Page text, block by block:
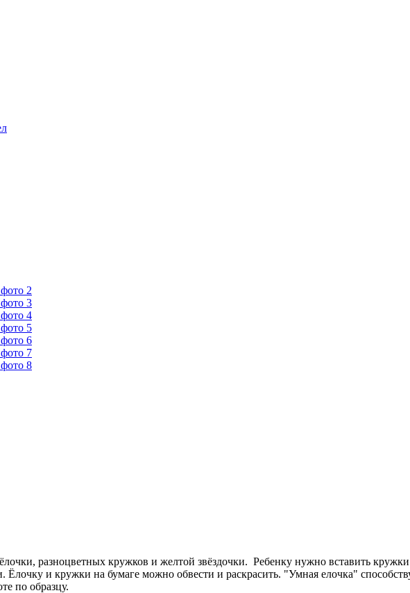
разноцветных кружков и желтой звёздочки. Ребенку нужно вставить
и кружки на бумаге можно обвести и раскрасить. "Умная елочка"
по образцу.